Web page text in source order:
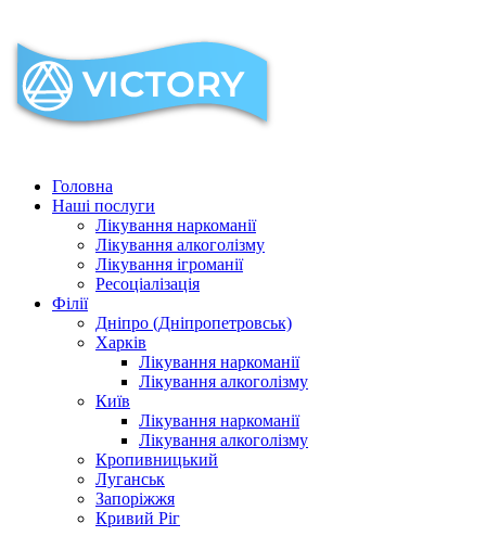
Головна
Наші послуги
Лікування наркоманії
Лікування алкоголізму
Лікування ігроманії
Ресоціалізація
Філії
Дніпро (Дніпропетровськ)
Харків
Лікування наркоманії
Лікування алкоголізму
Київ
Лікування наркоманії
Лікування алкоголізму
Кропивницький
Луганськ
Запоріжжя
Кривий Ріг